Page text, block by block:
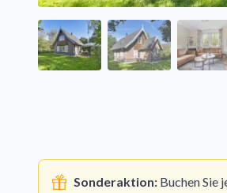
Sonderaktion: Buchen Sie